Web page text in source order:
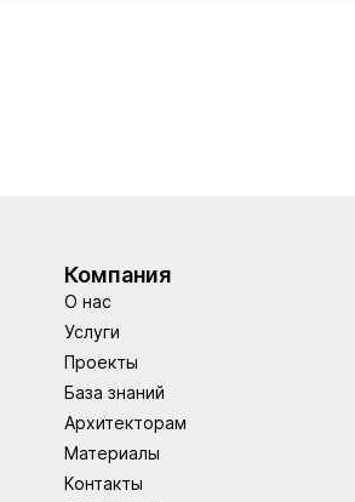
Компания
О нас
Услуги
Проекты
База знаний
Архитекторам
Материалы
Контакты